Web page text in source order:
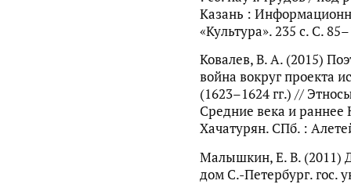
Казань :
«Культура». 235 с. С.
Ковалев, В. А. (2015)
война вокруг проекта
(1623–1624 гг.) //
Средние века и
Хачатурян. СПб. :
Малышкин, Е. В. (2011)
дом С.-Петербург. гос.